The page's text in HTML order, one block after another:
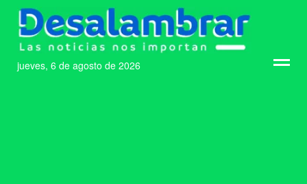
jueves, 6 de agosto de 2026